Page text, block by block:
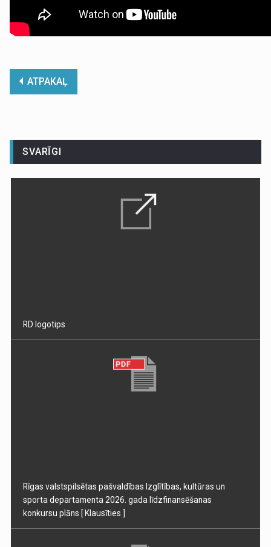
ATPAKAĻ
SVARĪGI
RD logotips
Rīgas valstspilsētas pašvaldības Izglītības, kultūras un
sporta departamenta 2026. gada līdzfinansēšanas
konkursu plāns [ Klausīties ]